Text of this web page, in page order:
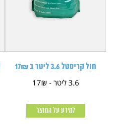
חול קריסטל 3.6 ליטר ב 17₪
3.6 ליטר - 17₪
למידע על המוצר